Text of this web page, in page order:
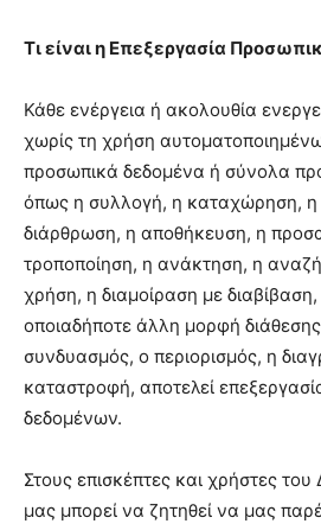
Τι είναι η Επεξεργασία
Κάθε ενέργεια ή ακολουθία
χωρίς τη χρήση
προσωπικά δεδομένα ή σύνολα
όπως η συλλογή, η καταχώρηση,
διάρθρωση, η αποθήκευση, η
τροποποίηση, η ανάκτηση, η
χρήση, η διαμοίραση με
οποιαδήποτε άλλη μορφή
συνδυασμός, ο περιορισμός, η
καταστροφή, αποτελεί
δεδομένων.
Στους επισκέπτες και χρήστες
μας μπορεί να ζητηθεί να μας